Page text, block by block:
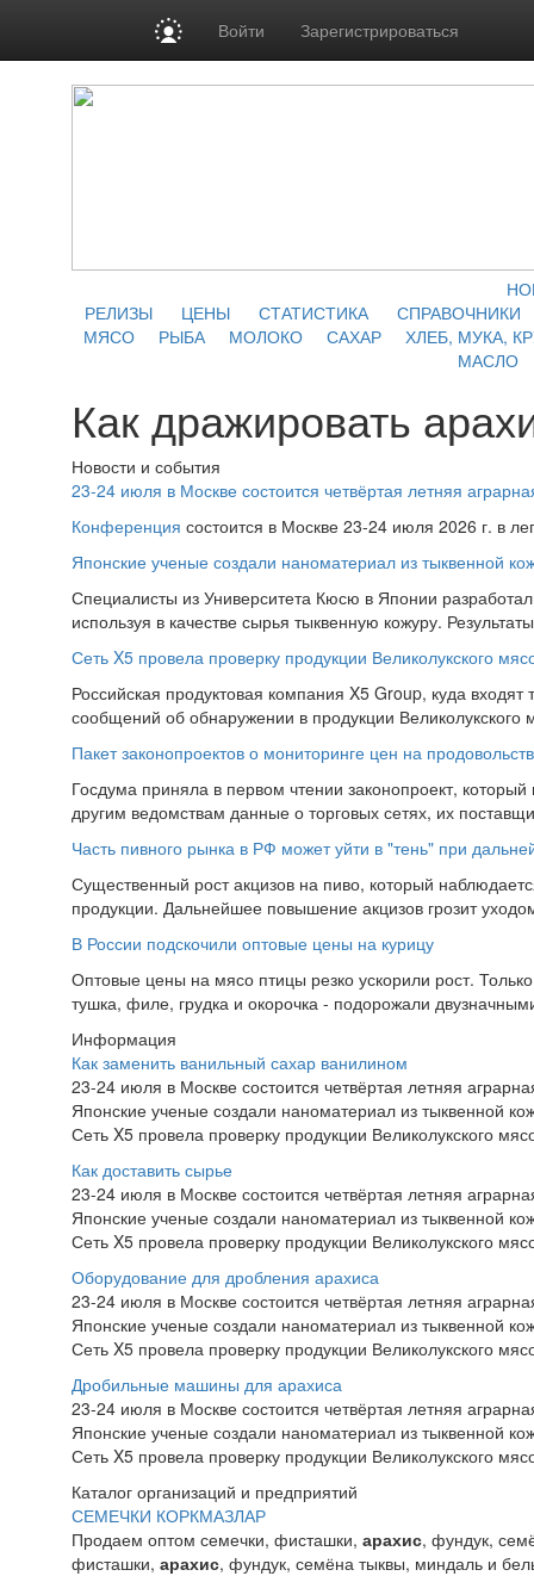
Войти Зарегистрироваться
РЕЛИЗЫ
ЦЕНЫ СТАТИСТИКА
СПРАВОЧНИКИ
МЯСО
РЫБА МОЛОКО САХАР
ХЛЕБ, МУКА,
МАСЛО
Как дражировать
Новости и события
23-24 июля в Москве состоится четвёртая летняя
Конференция состоится в Москве 23-24 июля 2026 г. в
Японские ученые создали наноматериал из тыквенной
Специалисты из Университета Кюсю в Японии
используя в качестве сырья тыквенную кожуру.
Сеть X5 провела проверку продукции Великолукского
Российская продуктовая компания X5 Group, куда
сообщений об обнаружении в продукции
Пакет законопроектов о мониторинге цен на
Госдума приняла в первом чтении законопроект,
другим ведомствам данные о торговых сетях, их
Часть пивного рынка в РФ может уйти в "тень" при
Существенный рост акцизов на пиво, который
продукции. Дальнейшее повышение акцизов грозит
В России подскочили оптовые цены на курицу
Оптовые цены на мясо птицы резко ускорили рост.
тушка, филе, грудка и окорочка - подорожали
Информация
Как заменить ванильный сахар ванилином
23-24 июля в Москве состоится четвёртая летняя
Японские ученые создали наноматериал из тыквенной
Сеть X5 провела проверку продукции Великолукского
Как доставить сырье
23-24 июля в Москве состоится четвёртая летняя
Японские ученые создали наноматериал из тыквенной
Сеть X5 провела проверку продукции Великолукского
Оборудование для дробления арахиса
23-24 июля в Москве состоится четвёртая летняя
Японские ученые создали наноматериал из тыквенной
Сеть X5 провела проверку продукции Великолукского
Дробильные машины для арахиса
23-24 июля в Москве состоится четвёртая летняя
Японские ученые создали наноматериал из тыквенной
Сеть X5 провела проверку продукции Великолукского
Каталог организаций и предприятий
СЕМЕЧКИ КОРКМАЗЛАР
Продаем оптом семечки, фисташки, арахис, фундук,
фисташки, арахис, фундук, семёна тыквы, миндаль и